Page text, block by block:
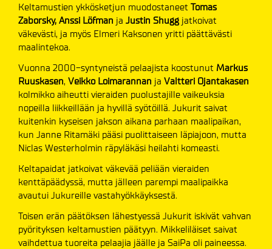
Keltamustien ykkösketjun muodostaneet Tomas
Zaborsky, Anssi Löfman ja Justin Shugg jatkoivat
väkevästi, ja myös Elmeri Kaksonen yritti päättävästi
maalintekoa.
Vuonna 2000-syntyneistä pelaajista koostunut Markus
Ruuskasen, Veikko Loimarannan ja Valtteri Ojantakasen
kolmikko aiheutti vieraiden puolustajille vaikeuksia
nopeilla liikkeillään ja hyvillä syötöillä. Jukurit saivat
kuitenkin kyseisen jakson aikana parhaan maalipaikan,
kun Janne Ritamäki pääsi puolittaiseen läpiajoon, mutta
Niclas Westerholmin räpyläkäsi heilahti komeasti.
Keltapaidat jatkoivat väkevää peliään vieraiden
kenttäpäädyssä, mutta jälleen parempi maalipaikka
avautui Jukureille vastahyökkäyksestä.
Toisen erän päätöksen lähestyessä Jukurit iskivät vahvan
pyörityksen keltamustien päätyyn. Mikkeliläiset saivat
vaihdettua tuoreita pelaajia jäälle ja SaiPa oli paineessa.